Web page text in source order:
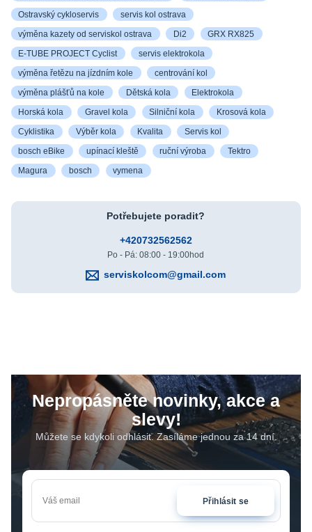
Ostravský cykloservis servis kol ostrava
výměna kazety od serviskol ostrava Di2 GRX RX825
E-TUBE PROJECT Cyclist servis elektrokola
výměna řetězu na jízdním kole centrování kol
výměna plášťů na kole Dětská kola Elektrokola
Horská kola Gravel kola Silniční kola Krosová kola
Cyklistika Výběr kola Kvalita Servis kol
bosch eBike upínací kleště ruční výroba Tektro
Magura bosch vymena
Potřebujete poradit?
+420732562562
Po - Pá: 08:00 - 19:00hod
serviskolcom@gmail.com
Nepropásněte novinky, akce a
slevy!
Můžete se kdykoli odhlásit. Zasíláme jednou za 14 dní.
Přihlásit se